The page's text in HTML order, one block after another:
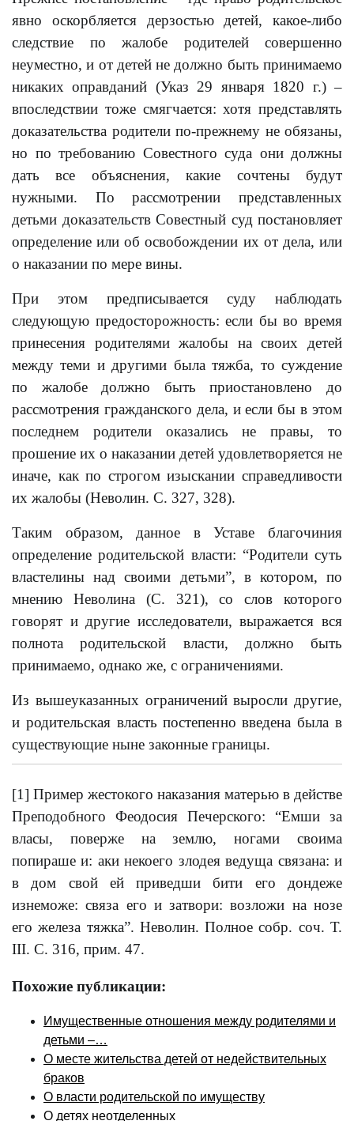
явно оскорбляется дерзостью детей, какое-либо
следствие по жалобе родителей совершенно
неуместно, и от детей не должно быть принимаемо
никаких оправданий (Указ 29 января 1820 г.) –
впоследствии тоже смягчается: хотя представлять
доказательства родители по-прежнему не обязаны,
но по требованию Совестного суда они должны
дать все объяснения, какие сочтены будут
нужными. По рассмотрении представленных
детьми доказательств Совестный суд постановляет
определение или об освобождении их от дела, или
о наказании по мере вины.
При этом предписывается суду наблюдать
следующую предосторожность: если бы во время
принесения родителями жалобы на своих детей
между теми и другими была тяжба, то суждение
по жалобе должно быть приостановлено до
рассмотрения гражданского дела, и если бы в этом
последнем родители оказались не правы, то
прошение их о наказании детей удовлетворяется не
иначе, как по строгом изыскании справедливости
их жалобы (Неволин. С. 327, 328).
Таким образом, данное в Уставе благочиния
определение родительской власти: “Родители суть
властелины над своими детьми”, в котором, по
мнению Неволина (С. 321), со слов которого
говорят и другие исследователи, выражается вся
полнота родительской власти, должно быть
принимаемо, однако же, с ограничениями.
Из вышеуказанных ограничений выросли другие,
и родительская власть постепенно введена была в
существующие ныне законные границы.
[1] Пример жестокого наказания матерью в действе
Преподобного Феодосия Печерского: “Емши за
власы, поверже на землю, ногами своима
попираше и: аки некоего злодея ведуща связана: и
в дом свой ей приведши бити его дондеже
изнеможе: связа его и затвори: возложи на нозе
его железа тяжка”. Неволин. Полное собр. соч. Т.
III. С. 316, прим. 47.
Похожие публикации:
Имущественные отношения между родителями и
детьми –…
О месте жительства детей от недействительных
браков
О власти родительской по имуществу
О детях неотделенных